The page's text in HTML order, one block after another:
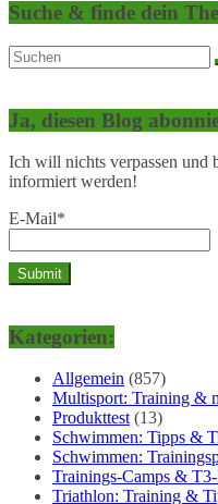
Suche & finde dein
Ja, diesen Blog
Ich will nichts verpassen und
informiert werden!
E-Mail*
Kategorien:
Allgemein (857)
Multisport: Training &
Produkttest(13)
Schwimmen: Tipps &
Schwimmen:
Trainings-Camps &
Triathlon: Training &